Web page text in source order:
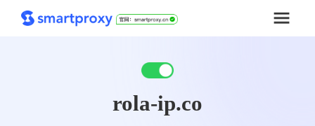
rola-ip.co